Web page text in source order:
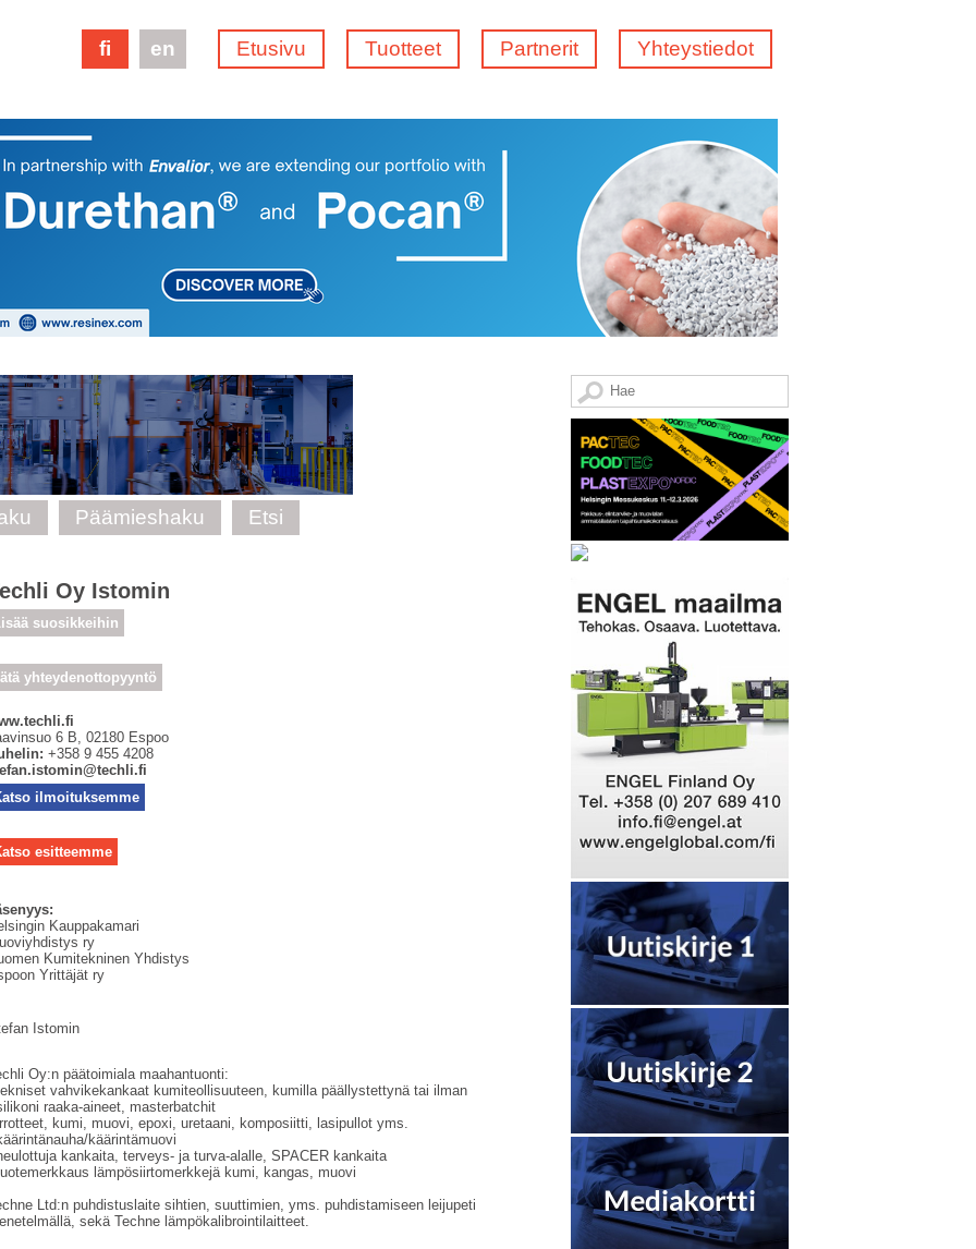
Etusivu Tuotteet Partnerit Yhteystiedot
fi en
Päämieshaku Etsi
Oy Istomin
suosikkeihin
yhteydenottopyyntö
6 B 02180 Espoo
+358 9 455 4208
ilmoituksemme
esitteemme
Kauppakamari
ry
Kumitekninen Yhdistys
Yrittäjät ry
Istomin
Oy:n päätoimiala maahantuonti:
vahvikekankaat kumiteollisuuteen, kumilla päällystettynä tai ilman
raaka-aineet, masterbatchit
kumi, muovi, epoxi, uretaani, komposiitti, lasipullot yms.
käärintämuovi
kankaita, terveys- ja turva-alalle, SPACER kankaita
lämpösiirtomerkkejä kumi, kangas, muovi
Ltd:n puhdistuslaite sihtien, suuttimien, yms. puhdistamiseen leijupeti
sekä Techne lämpökalibrointilaitteet.